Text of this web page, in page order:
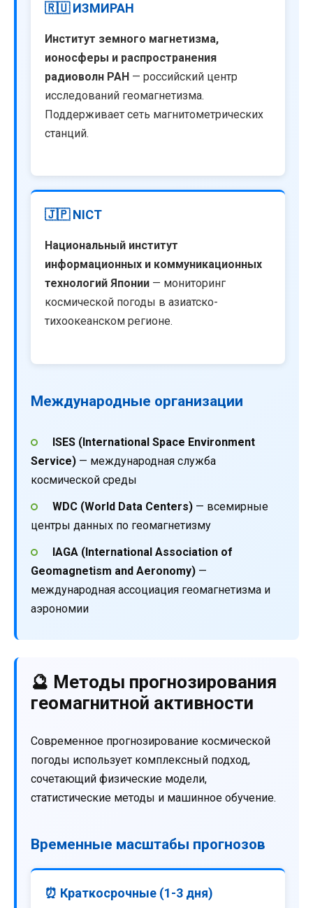
🇷🇺 ИЗМИРАН
Институт земного магнетизма,
ионосферы и распространения
радиоволн РАН — российский центр
исследований геомагнетизма.
Поддерживает сеть магнитометрических
станций.
🇯🇵 NICT
Национальный институт
информационных и коммуникационных
технологий Японии — мониторинг
космической погоды в азиатско-
тихоокеанском регионе.
Международные организации
ISES (International Space Environment
Service) — международная служба
космической среды
WDC (World Data Centers)— всемирные
центры данных по геомагнетизму
IAGA (International Association of
Geomagnetism and Aeronomy) —
международная ассоциация геомагнетизма и
аэрономии
🔮 Методы прогнозирования
геомагнитной активности
Современное прогнозирование космической
погоды использует комплексный подход,
сочетающий физические модели,
статистические методы и машинное обучение.
Временные масштабы прогнозов
⏰ Краткосрочные (1-3 дня)